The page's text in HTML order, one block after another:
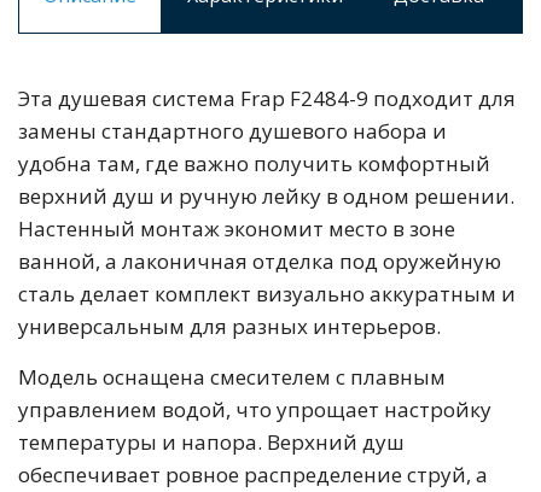
Эта душевая система Frap F2484-9 подходит для
замены стандартного душевого набора и
удобна там, где важно получить комфортный
верхний душ и ручную лейку в одном решении.
Настенный монтаж экономит место в зоне
ванной, а лаконичная отделка под оружейную
сталь делает комплект визуально аккуратным и
универсальным для разных интерьеров.
Модель оснащена смесителем с плавным
управлением водой, что упрощает настройку
температуры и напора. Верхний душ
обеспечивает ровное распределение струй, а